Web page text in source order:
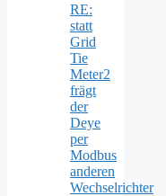
RE:
statt
Grid
Tie
Meter2
frägt
der
Deye
per
Modbus
anderen
Wechselrichter